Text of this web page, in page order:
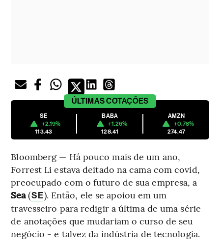
ÚLTIMASCOTAÇÕES
SE
+2.19%
113.43
BABA
+1.26%
128.41
AMZN
+0.78%
274.47
Bloomberg — Há pouco mais de um ano,
Forrest Li estava deitado na cama com covid,
preocupado com o futuro de sua empresa, a
Sea(SE). Então, ele se apoiou em um
travesseiro para redigir a última de uma série
de anotações que mudariam o curso de seu
negócio - e talvez da indústria de tecnologia.